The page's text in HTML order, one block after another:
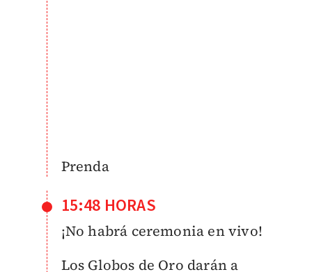
Prenda
15:48 HORAS
¡No habrá ceremonia en vivo!
Los Globos de Oro darán a